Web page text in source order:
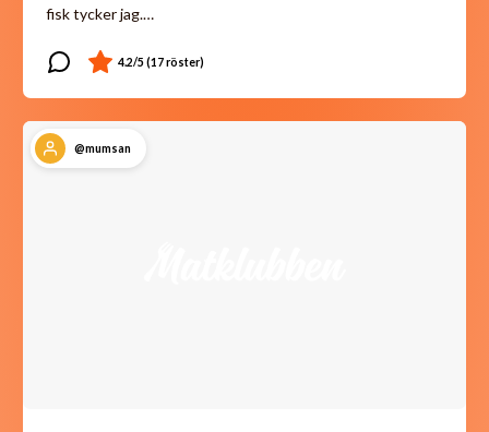
fisk tycker jag.…
@mumsan